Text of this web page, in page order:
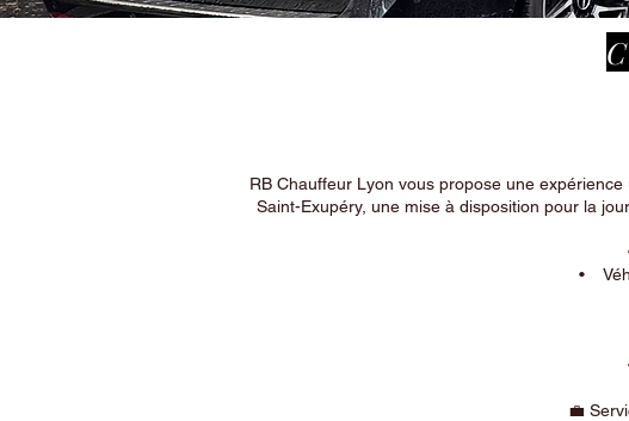
RB Chauffeur Lyon vous propose une
Saint-Exupéry, une mise à disposition pour la
•
💼